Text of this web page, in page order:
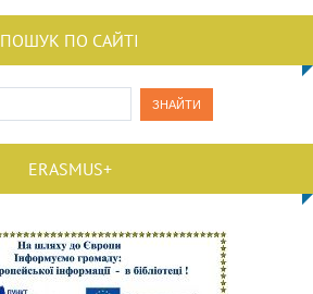
ПОШУК ПО САЙТІ
ERASMUS+